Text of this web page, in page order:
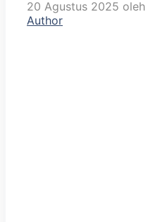
20 Agustus 2025 oleh
Author